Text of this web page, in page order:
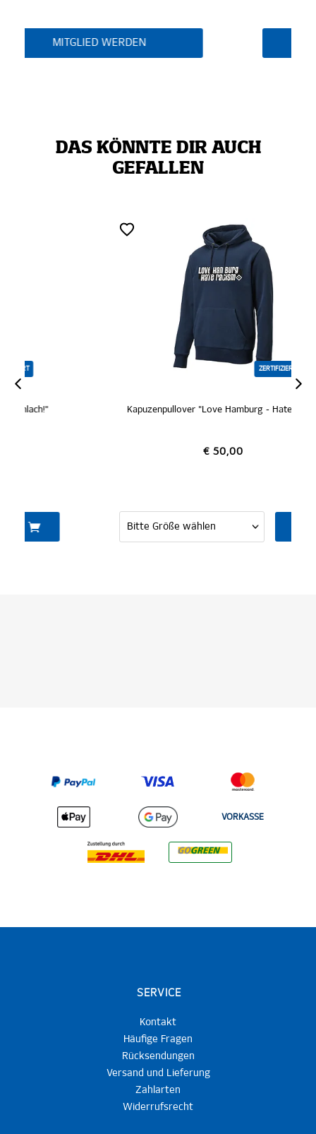
MITGLIED WERDEN
DAS KÖNNTE DIR AUCH
GEFALLEN
Kapuzenpullover "Love Hamburg - Hate Racism"
VORKASSE
SERVICE
Kontakt
Häufige Fragen
Rücksendungen
Versand und Lieferung
Zahlarten
Widerrufsrecht